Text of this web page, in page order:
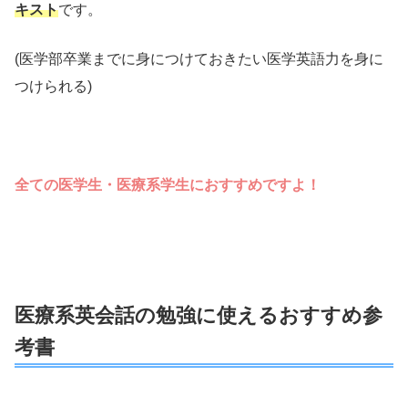
キストです。
(医学部卒業までに身につけておきたい医学英語力を身に
つけられる)
全ての医学生・医療系学生におすすめですよ！
医療系英会話の勉強に使えるおすすめ参
考書